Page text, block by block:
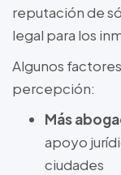
reputación de
legal para los
Algunos
percepción:
Más
apoyo
ciudades